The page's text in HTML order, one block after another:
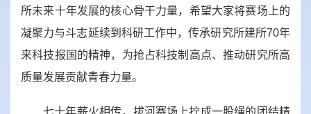
所未来十年发展的核心骨干力量，希望大家将赛场上的
凝聚力与斗志延续到科研工作中，传承研究所建所70年
来科技报国的精神，为抢占科技制高点、推动研究所高
质量发展贡献青春力量。
七十年薪火相传，拔河赛场上拧成一股绳的团结精